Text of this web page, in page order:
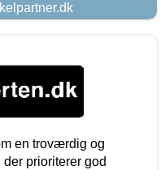
en troværdig og
prioriterer god